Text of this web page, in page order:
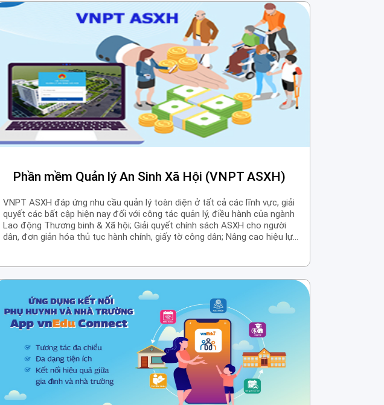
Phần mềm Quản lý An Sinh Xã Hội (VNPT ASXH)
VNPT ASXH đáp ứng nhu cầu quản lý toàn diện ở tất cả các lĩnh vực, giải
quyết các bất cập hiện nay đối với công tác quản lý, điều hành của ngành
Lao động Thương binh & Xã hội; Giải quyết chính sách ASXH cho người
dân, đơn giản hóa thủ tục hành chính, giấy tờ công dân; Nâng cao hiệu lực,